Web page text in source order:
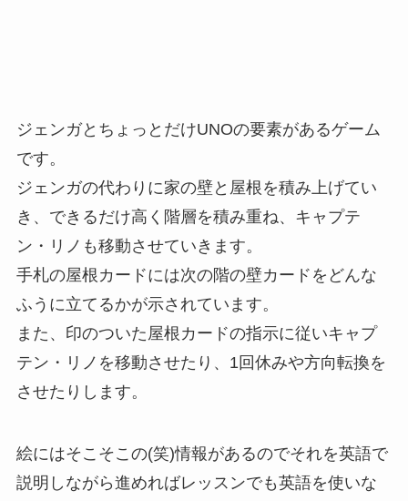
ジェンガとちょっとだけUNOの要素があるゲーム
です。
ジェンガの代わりに家の壁と屋根を積み上げてい
き、できるだけ高く階層を積み重ね、キャプテ
ン・リノも移動させていきます。
手札の屋根カードには次の階の壁カードをどんな
ふうに立てるかが示されています。
また、印のついた屋根カードの指示に従いキャプ
テン・リノを移動させたり、1回休みや方向転換を
させたりします。
絵にはそこそこの(笑)情報があるのでそれを英語で
説明しながら進めればレッスンでも英語を使いな